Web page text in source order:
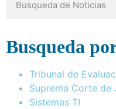
Busqueda
Tribunal de
Suprema Corte de
Sistemas TI